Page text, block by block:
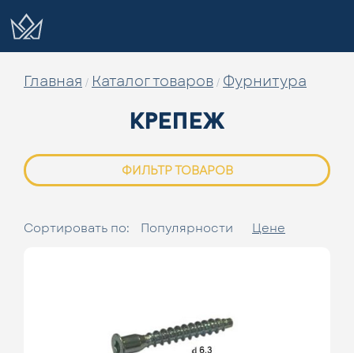
Главная / Каталог товаров / Фурнитура
крепеж
ФИЛЬТР ТОВАРОВ
Сортировать по: Популярности Цене